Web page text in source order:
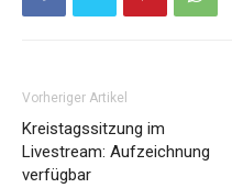
Vorheriger Artikel
Kreistagssitzung im
Livestream: Aufzeichnung
verfügbar